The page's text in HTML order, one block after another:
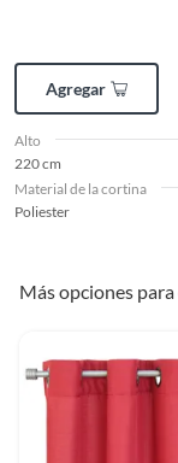
Agregar
Alto
220 cm
Material de la cortina
Poliester
Más opciones